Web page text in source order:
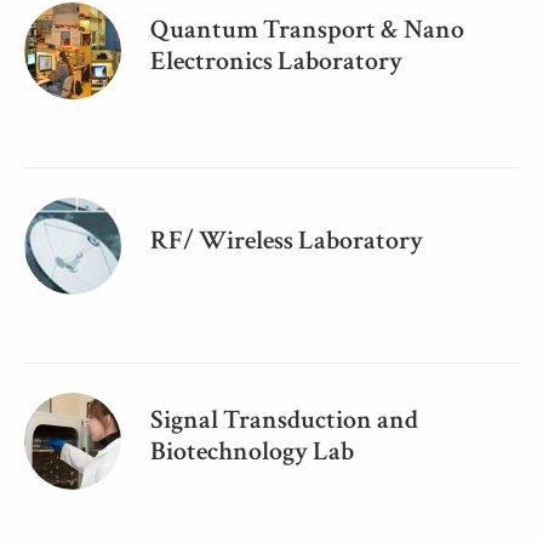
Quantum Transport & Nano
Electronics Laboratory
RF/ Wireless Laboratory
Signal Transduction and
Biotechnology Lab